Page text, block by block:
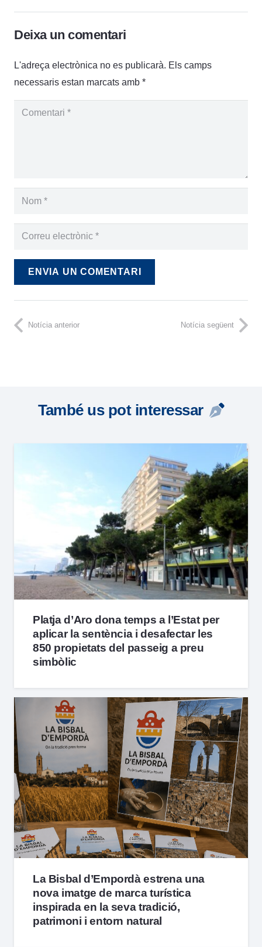
Deixa un comentari
L'adreça electrònica no es publicarà. Els camps
necessaris estan marcats amb *
ENVIA UN COMENTARI
Notícia anterior Notícia següent
També us pot interessar
Platja d’Aro dona temps a l’Estat per
aplicar la sentència i desafectar les
850 propietats del passeig a preu
simbòlic
La Bisbal d’Empordà estrena una
nova imatge de marca turística
inspirada en la seva tradició,
patrimoni i entorn natural